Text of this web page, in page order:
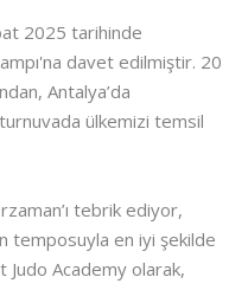
2025 tarihinde
davet edilmiştir. 20
Antalya’da
ülkemizi temsil
tebrik ediyor,
temposuyla en iyi şekilde
Judo Academy olarak,